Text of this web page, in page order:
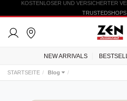
KOSTENLOSER UND VERSICHERTER
NEW ARRIVALS
STARTSEITE Blog